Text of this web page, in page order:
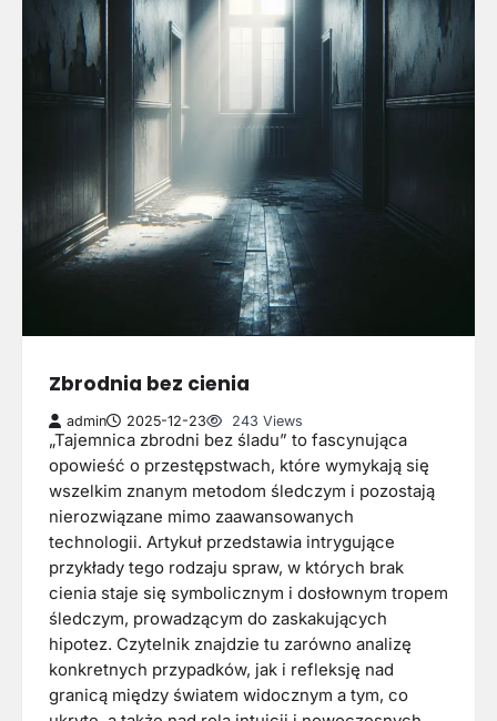
Zbrodnia bez cienia
admin 2025-12-23 243 Views
„Tajemnica zbrodni bez śladu” to fascynująca
opowieść o przestępstwach, które wymykają się
wszelkim znanym metodom śledczym i pozostają
nierozwiązane mimo zaawansowanych
technologii. Artykuł przedstawia intrygujące
przykłady tego rodzaju spraw, w których brak
cienia staje się symbolicznym i dosłownym tropem
śledczym, prowadzącym do zaskakujących
hipotez. Czytelnik znajdzie tu zarówno analizę
konkretnych przypadków, jak i refleksję nad
granicą między światem widocznym a tym, co